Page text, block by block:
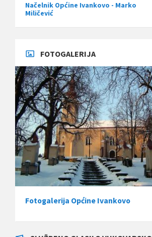
Načelnik Općine Ivankovo - Marko
Miličević
FOTOGALERIJA
Fotogalerija Općine Ivankovo